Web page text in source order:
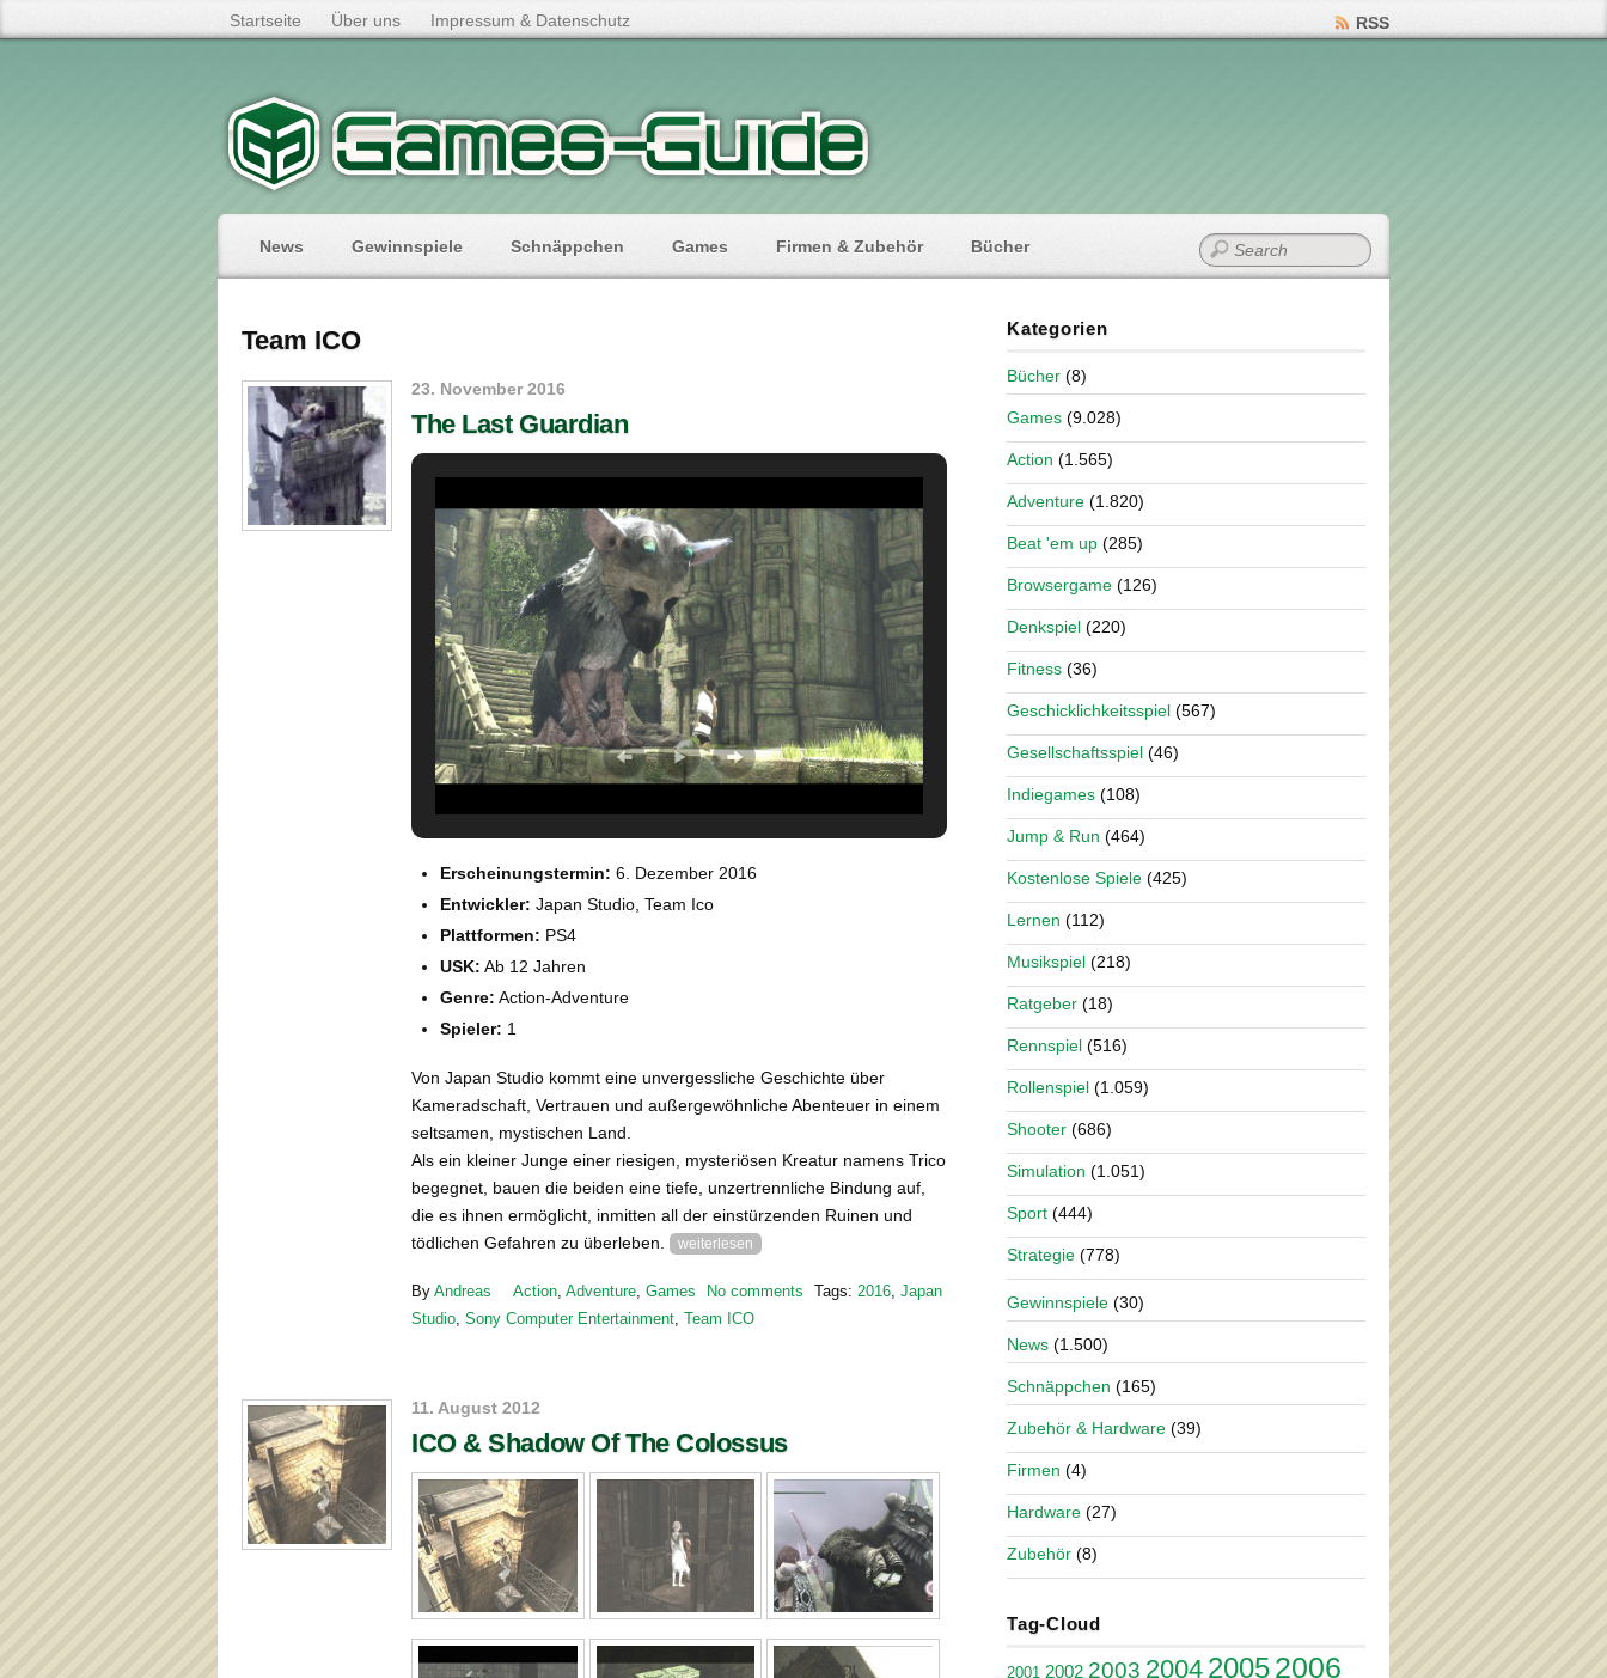
Startseite Über uns Impressum & Datenschutz RSS
News Gewinnspiele Schnäppchen Games Firmen & Zubehör Bücher
Team ICO
23. November 2016
The Last Guardian
Erscheinungstermin: 6. Dezember 2016
Entwickler: Japan Studio, Team Ico
Plattformen: PS4
USK: Ab 12 Jahren
Genre: Action-Adventure
Spieler: 1
Von Japan Studio kommt eine unvergessliche Geschichte über
Kameradschaft, Vertrauen und außergewöhnliche Abenteuer in einem
seltsamen, mystischen Land.
Als ein kleiner Junge einer riesigen, mysteriösen Kreatur namens Trico
begegnet, bauen die beiden eine tiefe, unzertrennliche Bindung auf,
die es ihnen ermöglicht, inmitten all der einstürzenden Ruinen und
tödlichen Gefahren zu überleben.
weiterlesen
By Andreas Action, Adventure, Games No comments Tags: 2016, Japan
Studio, Sony Computer Entertainment, Team ICO
11. August 2012
ICO & Shadow Of The Colossus
Kategorien
Bücher (8)
Games (9.028)
Action (1.565)
Adventure (1.820)
Beat 'em up (285)
Browsergame (126)
Denkspiel (220)
Fitness (36)
Geschicklichkeitsspiel (567)
Gesellschaftsspiel (46)
Indiegames (108)
Jump & Run (464)
Kostenlose Spiele (425)
Lernen (112)
Musikspiel (218)
Ratgeber (18)
Rennspiel (516)
Rollenspiel (1.059)
Shooter (686)
Simulation (1.051)
Sport (444)
Strategie (778)
Gewinnspiele (30)
News (1.500)
Schnäppchen (165)
Zubehör & Hardware (39)
Firmen (4)
Hardware (27)
Zubehör (8)
Tag-Cloud
2001 2002 2003 2004 20052006